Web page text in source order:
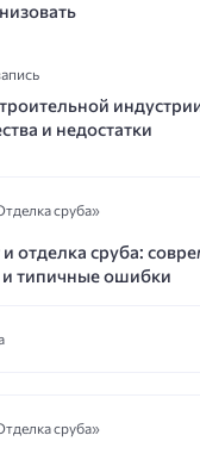
и недостатки
сруба»
отделка сруба:
типичные ошибки
сруба»